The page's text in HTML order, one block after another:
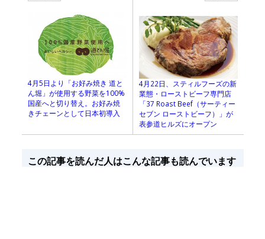
4月5日より「お好み焼き 道と
ん堀」が使用する野菜を100%
国産へと切り替え。お好み焼
きチェーンとして日本初導入
4月22日、スティルフーズの新
業態・ローストビーフ専門店
「37 Roast Beef（サーティー
セブン ローストビーフ）」が
表参道ヒルズにオープン
この記事を読んだ人はこんな記事も読んでいます